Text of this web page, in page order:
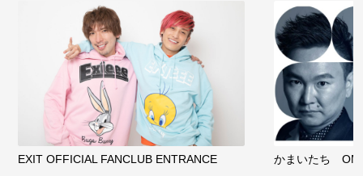
EXIT OFFICIAL FANCLUB ENTRANCE かまいたち